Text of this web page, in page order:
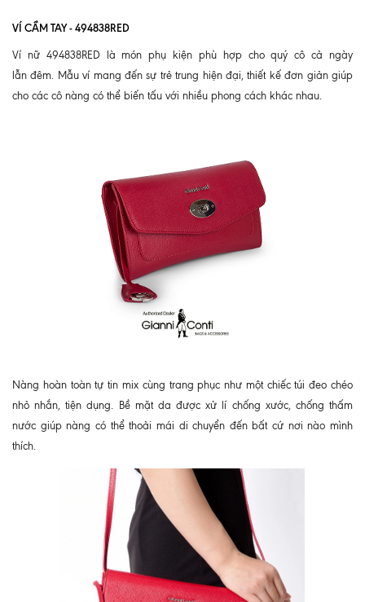
VÍ CẦM TAY - 494838RED
Ví nữ 494838RED là món phụ kiện phù hợp cho quý cô cả ngày
lẫn đêm. Mẫu ví mang đến sự trẻ trung hiện đại, thiết kế đơn giản giúp
cho các cô nàng có thể biến tấu với nhiều phong cách khác nhau.
Nàng hoàn toàn tự tin mix cùng trang phục như một chiếc túi đeo chéo
nhỏ nhắn, tiện dụng. Bề mặt da được xử lí chống xước, chống thấm
nước giúp nàng có thể thoải mái di chuyển đến bất cứ nơi nào mình
thích.